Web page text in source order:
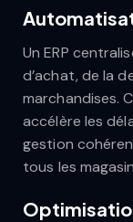
Un ERP
d’achat, de la
marchandises.
accélère les
gestion
tous les